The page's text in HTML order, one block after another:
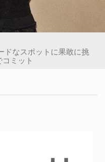
ドなスポットに果敢に挑
ミット